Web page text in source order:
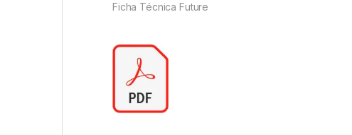
Ficha Técnica Future